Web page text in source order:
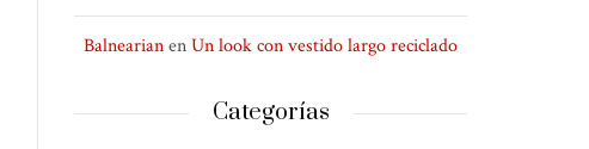
BalnearianenUn look con vestido largo reciclado
Categorías